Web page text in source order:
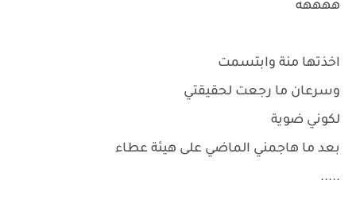
ههههه
اخذتها منة وابتسمت
وسرعان ما رجعت لحقيقتي
لكوني ضوية
بعد ما هاجمني الماضي على هيئة عطاء
.....